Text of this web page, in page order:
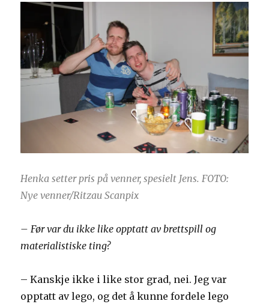
Henka setter pris på venner, spesielt Jens. FOTO:
Nye venner/Ritzau Scanpix
– Før var du ikke like opptatt av brettspill og
materialistiske ting?
– Kanskje ikke i like stor grad, nei. Jeg var
opptatt av lego, og det å kunne fordele lego